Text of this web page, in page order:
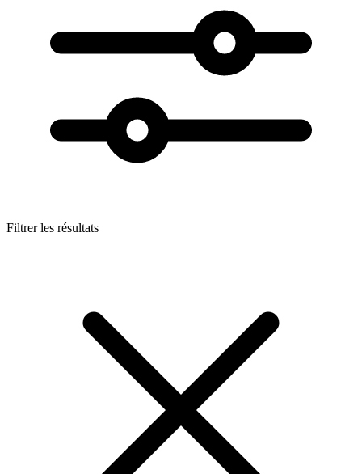
Filtrer les résultats